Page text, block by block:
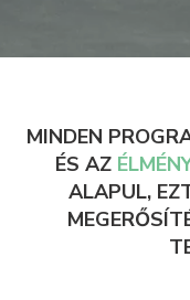
MINDEN
ÉS AZ
ALAPUL,